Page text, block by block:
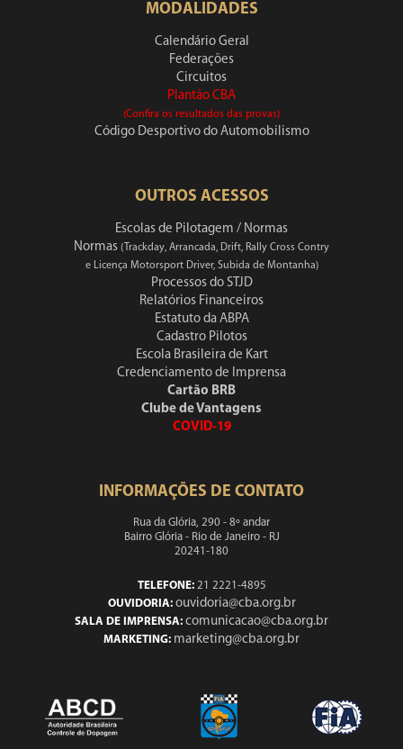
MODALIDADES
Calendário Geral
Federações
Circuitos
Plantão CBA
(Confira os resultados das provas)
Código Desportivo do Automobilismo
OUTROS ACESSOS
Escolas de Pilotagem / Normas
Normas (Trackday, Arrancada, Drift, Rally Cross Contry
e Licença Motorsport Driver, Subida de Montanha)
Processos do STJD
Relatórios Financeiros
Estatuto da ABPA
Cadastro Pilotos
Escola Brasileira de Kart
Credenciamento de Imprensa
Cartão BRB
Clube de Vantagens
COVID-19
INFORMAÇÕES DE CONTATO
Rua da Glória, 290 - 8º andar
Bairro Glória - Rio de Janeiro - RJ
20241-180
TELEFONE:21 2221-4895
OUVIDORIA: ouvidoria@cba.org.br
SALA DE IMPRENSA: comunicacao@cba.org.br
MARKETING: marketing@cba.org.br